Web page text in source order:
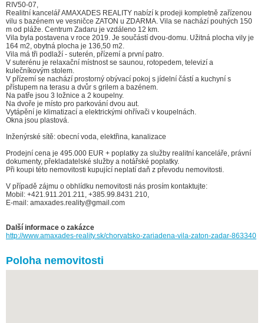
RIV50-07,
Realitní kancelář AMAXADES REALITY nabízí k prodeji kompletně zařízenou
vilu s bazénem ve vesničce ZATON u ZDARMA. Vila se nachází pouhých 150
m od pláže. Centrum Zadaru je vzdáleno 12 km.
Vila byla postavena v roce 2019. Je součástí dvou-domu. Užitná plocha vily je
164 m2, obytná plocha je 136,50 m2.
Vila má tři podlaží - suterén, přízemí a první patro.
V suterénu je relaxační místnost se saunou, rotopedem, televizí a
kulečníkovým stolem.
V přízemí se nachází prostorný obývací pokoj s jídelní částí a kuchyní s
přístupem na terasu a dvůr s grilem a bazénem.
Na patře jsou 3 ložnice a 2 koupelny.
Na dvoře je místo pro parkování dvou aut.
Vytápění je klimatizací a elektrickými ohřívači v koupelnách.
Okna jsou plastová.
Inženýrské sítě: obecní voda, elektřina, kanalizace
Prodejní cena je 495.000 EUR + poplatky za služby realitní kanceláře, právní
dokumenty, překladatelské služby a notářské poplatky.
Při koupi této nemovitosti kupující neplatí daň z převodu nemovitosti.
V případě zájmu o obhlídku nemovitosti nás prosím kontaktujte:
Mobil: +421.911.201.211, +385.99.8431.210,
E-mail: amaxades.reality@gmail.com
Další informace o zakázce
http://www.amaxades-reality.sk/chorvatsko-zariadena-vila-zaton-zadar-863340
Poloha nemovitosti